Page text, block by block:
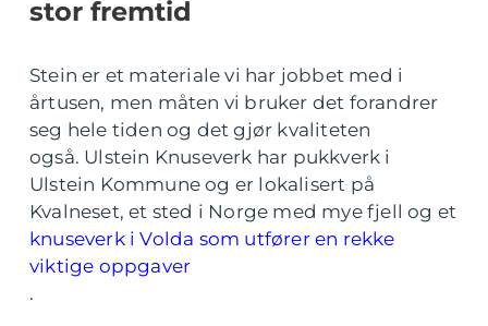
stor fremtid
Stein er et materiale vi har jobbet med i
årtusen, men måten vi bruker det forandrer
seg hele tiden og det gjør kvaliteten
også. Ulstein Knuseverk har pukkverk i
Ulstein Kommune og er lokalisert på
Kvalneset, et sted i Norge med mye fjell og et
knuseverk i Volda som utfører en rekke
viktige oppgaver
.